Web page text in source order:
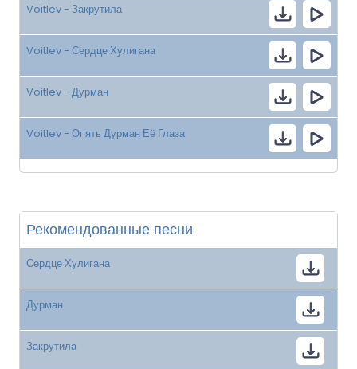
Voitlev - Закрутила
Voitlev - Сердце Хулигана
Voitlev - Дурман
Voitlev - Опять Дурман Её Глаза
Рекомендованные песни
Сердце Хулигана
Дурман
Закрутила